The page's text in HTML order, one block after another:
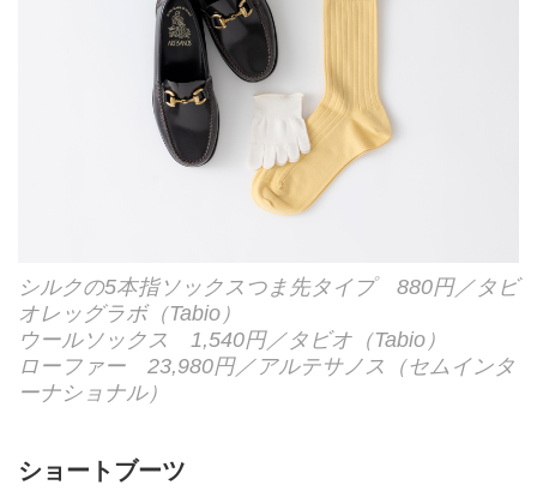
シルクの5本指ソックスつま先タイプ 880円／タビ
オレッグラボ（Tabio）
ウールソックス 1,540円／タビオ（Tabio）
ローファー 23,980円／アルテサノス（セムインタ
ーナショナル）
ショートブーツ